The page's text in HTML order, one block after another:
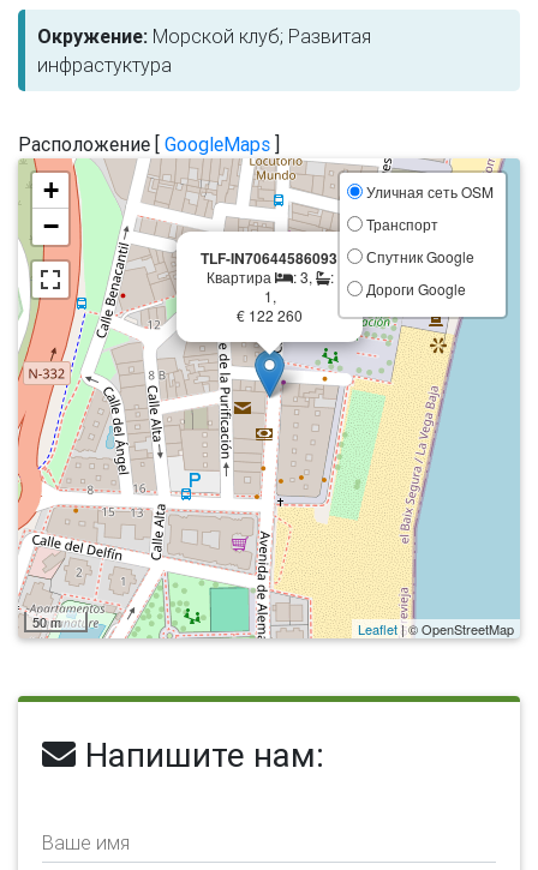
Окружение: Морской клуб; Развитая
инфрастуктура
Расположение [ GoogleMaps ]
TLF-IN70644586093
Квартира : 3,
:
1,
€ 122 260
×
+
−
Уличная сеть OSM
Транспорт
Спутник Google
Дороги Google
50 m Leaflet| © OpenStreetMap
Напишите нам:
Ваше имя